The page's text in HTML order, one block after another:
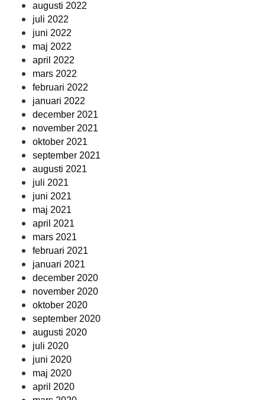
augusti 2022
juli 2022
juni 2022
maj 2022
april 2022
mars 2022
februari 2022
januari 2022
december 2021
november 2021
oktober 2021
september 2021
augusti 2021
juli 2021
juni 2021
maj 2021
april 2021
mars 2021
februari 2021
januari 2021
december 2020
november 2020
oktober 2020
september 2020
augusti 2020
juli 2020
juni 2020
maj 2020
april 2020